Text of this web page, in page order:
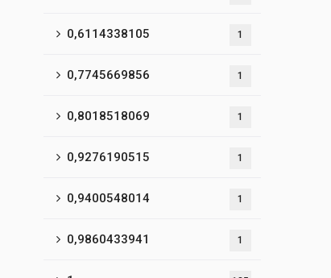
0,6114338105 1
0,7745669856 1
0,8018518069 1
0,9276190515 1
0,9400548014 1
0,9860433941 1